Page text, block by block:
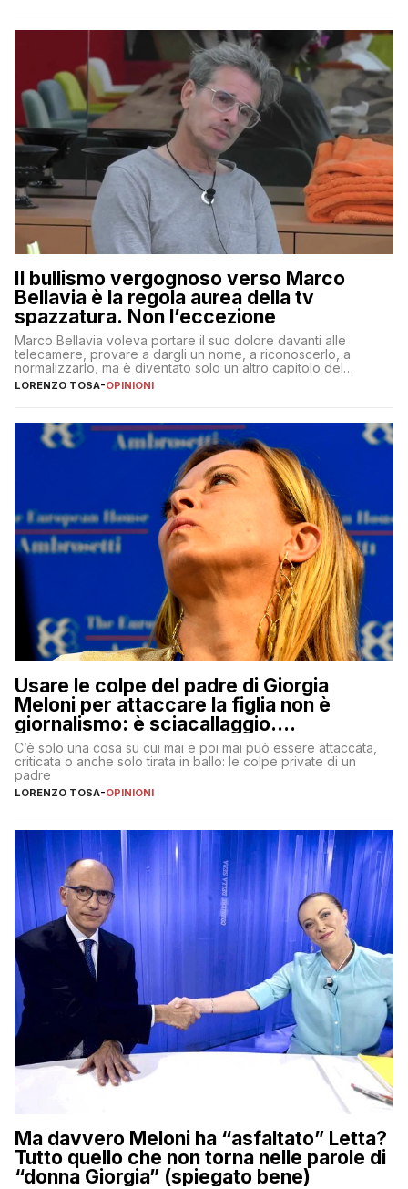
Il bullismo vergognoso verso Marco
Bellavia è la regola aurea della tv
spazzatura. Non l’eccezione
Marco Bellavia voleva portare il suo dolore davanti alle
telecamere, provare a dargli un nome, a riconoscerlo, a
normalizzarlo, ma è diventato solo un altro capitolo del
copione
LORENZO TOSA-OPINIONI
Usare le colpe del padre di Giorgia
Meloni per attaccare la figlia non è
giornalismo: è sciacallaggio.
Dimostriamo di essere diversi
C’è solo una cosa su cui mai e poi mai può essere attaccata,
criticata o anche solo tirata in ballo: le colpe private di un
padre
LORENZO TOSA-OPINIONI
Ma davvero Meloni ha “asfaltato” Letta?
Tutto quello che non torna nelle parole di
“donna Giorgia” (spiegato bene)